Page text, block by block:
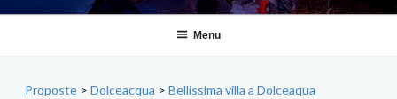
Menu
Proposte > Dolceacqua > Bellissima villa a Dolceaqua